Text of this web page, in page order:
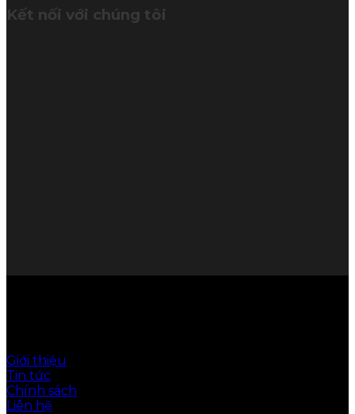
Kết nối với chúng tôi
Giới thiệu
Tin tức
Chính sách
Liên hệ